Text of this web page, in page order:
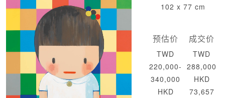
102 x 77 cm
预估价
TWD
220,000-
340,000
HKD
成交价
TWD
288,000
HKD
73,657